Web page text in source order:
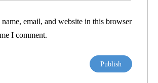
name, email, and website in this browser
I comment.